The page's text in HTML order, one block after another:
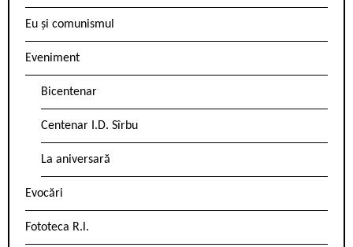
Eu și comunismul
Eveniment
Bicentenar
Centenar I.D. Sîrbu
La aniversară
Evocări
Fototeca R.l.